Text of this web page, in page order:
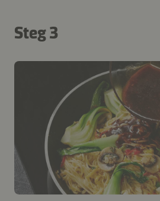
Steg 3